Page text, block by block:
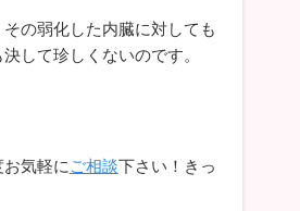
の弱化した内臓に対しても
して珍しくないのです。
気軽に ご相談下さい！きっ